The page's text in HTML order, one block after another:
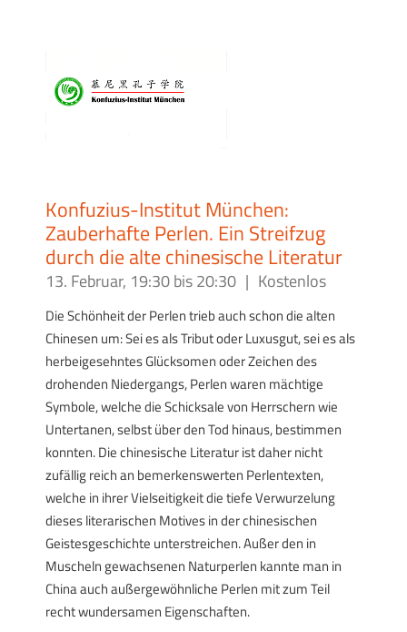
Konfuzius-Institut München:
Zauberhafte Perlen. Ein Streifzug
durch die alte chinesische Literatur
13. Februar, 19:30bis20:30 | Kostenlos
Die Schönheit der Perlen trieb auch schon die alten
Chinesen um: Sei es als Tribut oder Luxusgut, sei es als
herbeigesehntes Glücksomen oder Zeichen des
drohenden Niedergangs, Perlen waren mächtige
Symbole, welche die Schicksale von Herrschern wie
Untertanen, selbst über den Tod hinaus, bestimmen
konnten. Die chinesische Literatur ist daher nicht
zufällig reich an bemerkenswerten Perlentexten,
welche in ihrer Vielseitigkeit die tiefe Verwurzelung
dieses literarischen Motives in der chinesischen
Geistesgeschichte unterstreichen. Außer den in
Muscheln gewachsenen Naturperlen kannte man in
China auch außergewöhnliche Perlen mit zum Teil
recht wundersamen Eigenschaften.